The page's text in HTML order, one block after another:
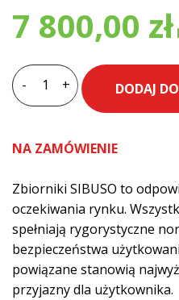
7 800,00 zł
-
ilość
Dwupłaszczowy
do
napędowego
2500
litrów
+ DODAJ
NA ZAMÓWIENIE
Zbiorniki SIBUSO to
oczekiwania rynku.
spełniają rygorystyczne
bezpieczeństwa
powiązane stanowią
przyjazny dla użytkownika.